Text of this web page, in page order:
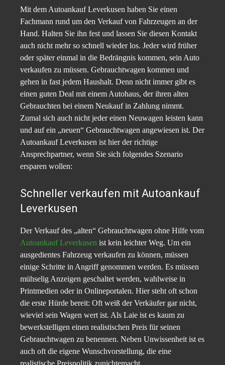
Mit dem Autoankauf Leverkusen haben Sie einen
Fachmann rund um den Verkauf von Fahrzeugen an der
Hand. Halten Sie ihn fest und lassen Sie diesen Kontakt
auch nicht mehr so schnell wieder los. Jeder wird früher
oder später einmal in die Bedrängnis kommen, sein Auto
verkaufen zu müssen. Gebrauchtwagen kommen und
gehen in fast jedem Haushalt. Denn nicht immer gibt es
einen guten Deal mit einem Autohaus, der ihren alten
Gebrauchten bei einem Neukauf in Zahlung nimmt.
Zumal sich auch nicht jeder einen Neuwagen leisten kann
und auf ein „neuen“ Gebrauchtwagen angewiesen ist. Der
Autoankauf Leverkusen ist hier der richtige
Ansprechpartner, wenn Sie sich folgendes Szenario
ersparen wollen:
Schneller verkaufen mit Autoankauf
Leverkusen
Der Verkauf des „alten“ Gebrauchtwagen ohne Hilfe vom
Autoankauf Leverkusen ist kein leichter Weg. Um ein
ausgedientes Fahrzeug verkaufen zu können, müssen
einige Schritte in Angriff genommen werden. Es müssen
mühselig Anzeigen geschaltet werden, wahlweise in
Printmedien oder in Onlineportalen. Hier steht oft schon
die erste Hürde bereit: Oft weiß der Verkäufer gar nicht,
wieviel sein Wagen wert ist. Als Laie ist es kaum zu
bewerkstelligen einen realistischen Preis für seinen
Gebrauchtwagen zu benennen. Neben Unwissenheit ist es
auch oft die eigene Wunschvorstellung, die eine
realistische Preispolitik zunichtemacht.